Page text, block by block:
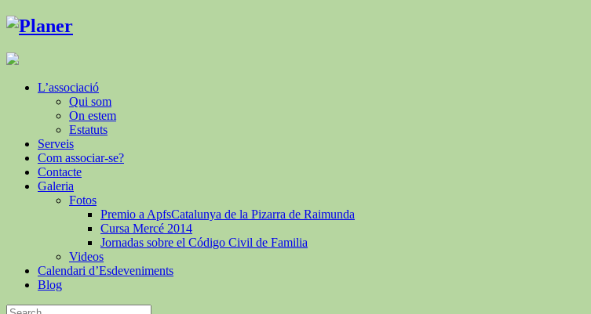
L’associació
Qui som
On estem
Estatuts
Serveis
Com associar-se?
Contacte
Galeria
Fotos
Premio a ApfsCatalunya de la Pizarra de Raimunda
Cursa Mercé 2014
Jornadas sobre el Código Civil de Familia
Videos
Calendari d’Esdeveniments
Blog